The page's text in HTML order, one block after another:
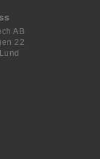
AB
22